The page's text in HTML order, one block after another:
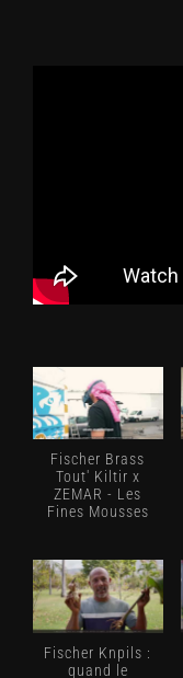
Fischer Brass
Tout' Kiltir x
ZEMAR - Les
Fines Mousses
Fischer Knpils :
quand le